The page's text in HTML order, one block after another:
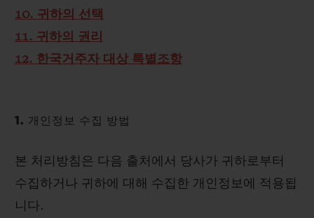
10. 귀하의 선택
11. 귀하의 권리
12. 한국거주자 대상 특별조항
1. 개인정보 수집 방법
본 처리방침은 다음 출처에서 당사가 귀하로부터
수집하거나 귀하에 대해 수집한 개인정보에 적용됩
니다.